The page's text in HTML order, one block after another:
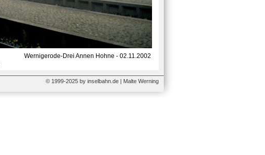
Wernigerode-Drei Annen Hohne - 02.11.2002
© 1999-2025 by inselbahn.de | Malte Werning